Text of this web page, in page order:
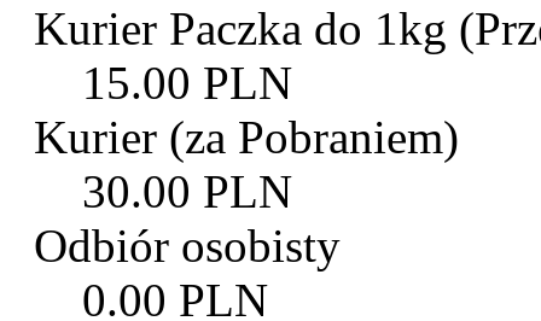
Kurier Paczka do 1kg
15.00 PLN
Kurier (za Pobraniem)
30.00 PLN
Odbiór osobisty
0.00 PLN